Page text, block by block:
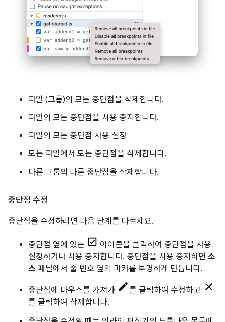
파일 (그룹)의 모든 중단점을 삭제합니다.
파일의 모든 중단점을 사용 중지합니다.
파일의 모든 중단점 사용 설정
모든 파일에서 모든 중단점을 삭제합니다.
다른 그룹의 다른 중단점을 삭제합니다.
중단점 수정
중단점을 수정하려면 다음 단계를 따르세요.
중단점 옆에 있는
아이콘을 클릭하여 중단점을 사용
설정하거나 사용 중지합니다. 중단점을 사용 중지하면 소
스 패널에서 줄 번호 옆의 마커를 투명하게 만듭니다.
중단점에 마우스를 가져가
를 클릭하여 수정하고
를 클릭하여 삭제합니다.